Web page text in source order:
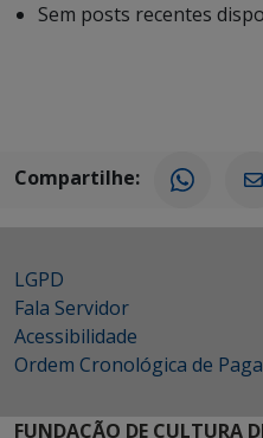
Sem posts recentes
Compartilhe:
LGPD
Fala Servidor
Acessibilidade
Ordem Cronológica de
FUNDAÇÃO DE CULTURA